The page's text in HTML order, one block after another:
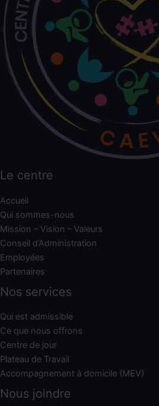
Le centre
Accueil
Qui sommes-nous
Mission – Vision – Valeurs
Conseil d’Administration
Employées
Partenaires
Nos services
Qui est admissible
Ce que nous offrons
Centre de jour
Plateau de Travail
Accompagnement à domicile (MEV)
Nous joindre